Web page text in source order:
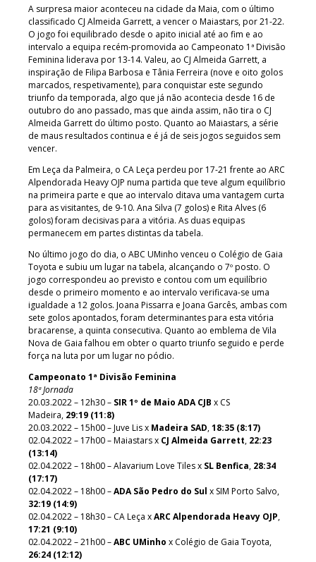
A surpresa maior aconteceu na cidade da Maia, com o último
classificado CJ Almeida Garrett, a vencer o Maiastars, por 21-22.
O jogo foi equilibrado desde o apito inicial até ao fim e ao
intervalo a equipa recém-promovida ao Campeonato 1ª Divisão
Feminina liderava por 13-14. Valeu, ao CJ Almeida Garrett, a
inspiração de Filipa Barbosa e Tânia Ferreira (nove e oito golos
marcados, respetivamente), para conquistar este segundo
triunfo da temporada, algo que já não acontecia desde 16 de
outubro do ano passado, mas que ainda assim, não tira o CJ
Almeida Garrett do último posto. Quanto ao Maiastars, a série
de maus resultados continua e é já de seis jogos seguidos sem
vencer.
Em Leça da Palmeira, o CA Leça perdeu por 17-21 frente ao ARC
Alpendorada Heavy OJP numa partida que teve algum equilíbrio
na primeira parte e que ao intervalo ditava uma vantagem curta
para as visitantes, de 9-10. Ana Silva (7 golos) e Rita Alves (6
golos) foram decisivas para a vitória. As duas equipas
permanecem em partes distintas da tabela.
No último jogo do dia, o ABC UMinho venceu o Colégio de Gaia
Toyota e subiu um lugar na tabela, alcançando o 7º posto. O
jogo correspondeu ao previsto e contou com um equilíbrio
desde o primeiro momento e ao intervalo verificava-se uma
igualdade a 12 golos. Joana Pissarra e Joana Garcês, ambas com
sete golos apontados, foram determinantes para esta vitória
bracarense, a quinta consecutiva. Quanto ao emblema de Vila
Nova de Gaia falhou em obter o quarto triunfo seguido e perde
força na luta por um lugar no pódio.
Campeonato 1ª Divisão Feminina
18ª Jornada
20.03.2022 – 12h30 – SIR 1º de Maio ADA CJB x CS
Madeira, 29:19 (11:8)
20.03.2022 – 15h00 – Juve Lis x Madeira SAD,18:35 (8:17)
02.04.2022 – 17h00 – Maiastars x CJ Almeida Garrett, 22:23
(13:14)
02.04.2022 – 18h00 – Alavarium Love Tiles x SL Benfica, 28:34
(17:17)
02.04.2022 – 18h00 –ADA São Pedro do Sul x SIM Porto Salvo,
32:19 (14:9)
02.04.2022 – 18h30 – CA Leça xARC Alpendorada Heavy OJP,
17:21 (9:10)
02.04.2022 – 21h00 –ABC UMinho x Colégio de Gaia Toyota,
26:24 (12:12)